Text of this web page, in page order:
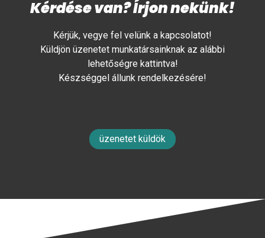
Kérdése van? Írjon nekünk!
Kérjük, vegye fel velünk a kapcsolatot!
Küldjön üzenetet munkatársainknak az alábbi
lehetőségre kattintva!
Készséggel állunk rendelkezésére!
üzenetet küldök